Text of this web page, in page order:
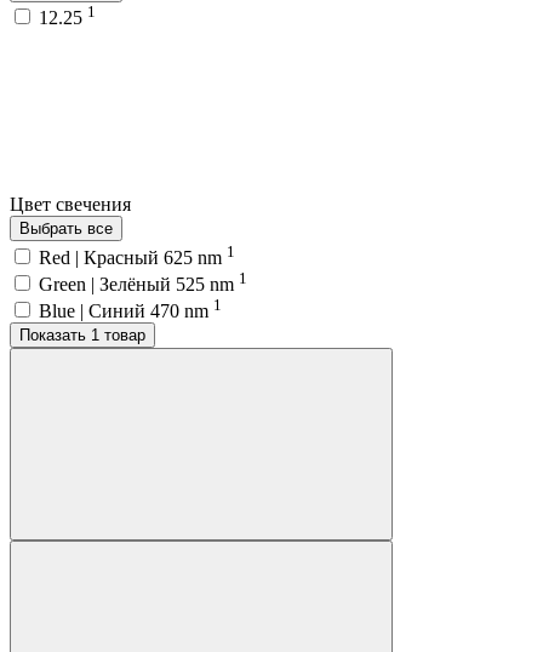
12.25 1
Цвет свечения
Выбрать все
Red | Красный 625 nm 1
Green | Зелёный 525 nm 1
Blue | Синий 470 nm 1
Показать 1 товар